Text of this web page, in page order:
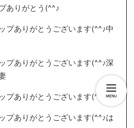
ありがとう(^^♪
プありがとうございます(^^♪中
プありがとうございます(^^♪深
プありがとうございます(^^♪
プありがとうございます(^^♪は